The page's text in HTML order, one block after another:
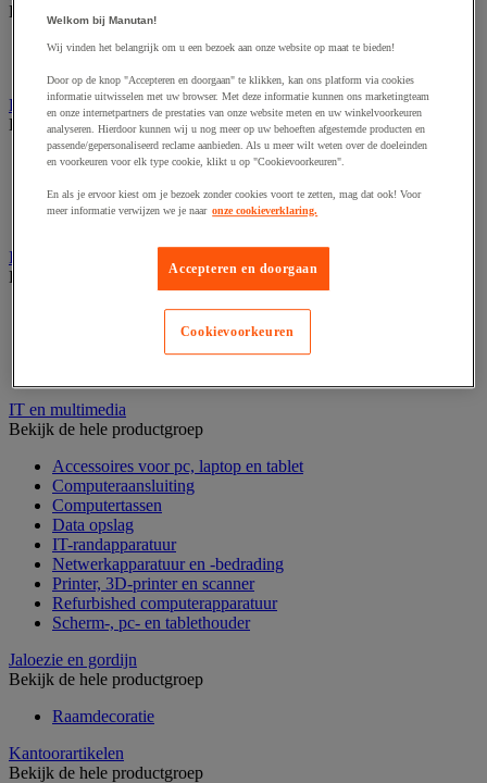
Bekijk de hele productgroep
Deurnaambord
Folderrek en -houder
Bekijk de hele productgroep
Folderrek
Tafel folderstandaard
Wandfolderhouder
Inname en beheer van geld
Bekijk de hele productgroep
Barcode scanner en accessoires
Biljettenteller/sorteerder en valsgelddetector
IT en multimedia
Bekijk de hele productgroep
Accessoires voor pc, laptop en tablet
Computeraansluiting
Computertassen
Data opslag
IT-randapparatuur
Netwerkapparatuur en -bedrading
Printer, 3D-printer en scanner
Refurbished computerapparatuur
Scherm-, pc- en tablethouder
Jaloezie en gordijn
Bekijk de hele productgroep
Raamdecoratie
Kantoorartikelen
Bekijk de hele productgroep
Welkom bij Manutan!
Wij vinden het belangrijk om u een bezoek aan onze website op maat te bieden!
Door op de knop "Accepteren en doorgaan" te klikken, kan ons platform via cookies
informatie uitwisselen met uw browser. Met deze informatie kunnen ons marketingteam
en onze internetpartners de prestaties van onze website meten en uw winkelvoorkeuren
analyseren. Hierdoor kunnen wij u nog meer op uw behoeften afgestemde producten en
passende/gepersonaliseerd reclame aanbieden. Als u meer wilt weten over de doeleinden
en voorkeuren voor elk type cookie, klikt u op "Cookievoorkeuren".
En als je ervoor kiest om je bezoek zonder cookies voort te zetten, mag dat ook! Voor
meer informatie verwijzen we je naar onze cookieverklaring.
Accepteren en doorgaan
Cookievoorkeuren